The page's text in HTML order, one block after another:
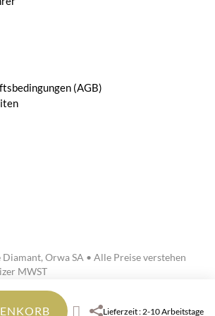
Lieferzeit : 2-10 Arbeitstage
(AGB)
Orwa SA • Alle Preise verstehen
MWST